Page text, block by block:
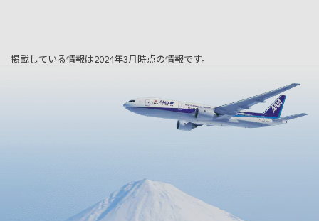
掲載している情報は2024年3月時点の情報です。